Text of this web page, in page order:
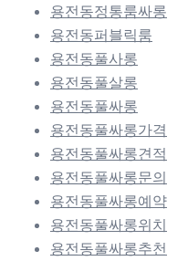
용전동정통룸싸롱
용전동퍼블릭룸
용전동풀사롱
용전동풀살롱
용전동풀싸롱
용전동풀싸롱가격
용전동풀싸롱견적
용전동풀싸롱문의
용전동풀싸롱예약
용전동풀싸롱위치
용전동풀싸롱추천